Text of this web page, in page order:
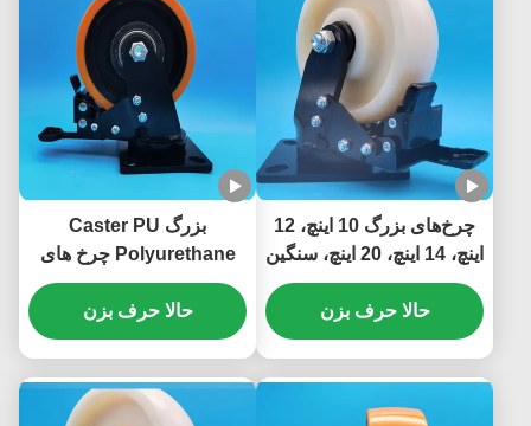
چرخ‌های بزرگ 10 اینچ، 12
اینچ، 14 اینچ، 20 اینچ، سنگین
فوق‌العاده، فولادی با ترمز،
چرخ‌های نایلونی با بلبرینگ،
تک، چرخ‌های 6 اینچ، خطوط
حالا حرف بزن
بزرگ Caster PU
Polyurethane چرخ های
نردبان های اضافی سنگین
Castors حرکت سنگین
حالا حرف بزن